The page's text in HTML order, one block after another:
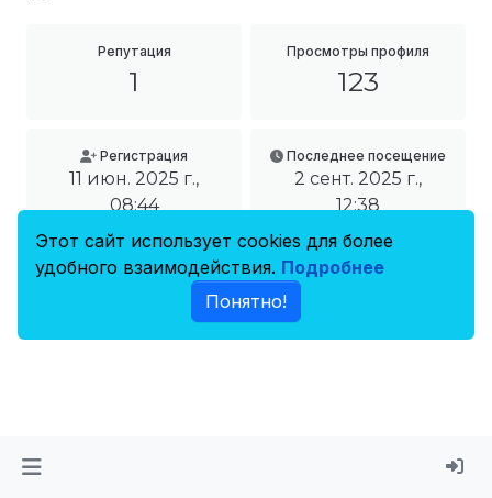
Репутация
1
Просмотры профиля
123
Регистрация
11 июн. 2025 г.,
08:44
Последнее посещение
2 сент. 2025 г.,
12:38
Этот сайт использует cookies для более
удобного взаимодействия. Подробнее
Понятно!